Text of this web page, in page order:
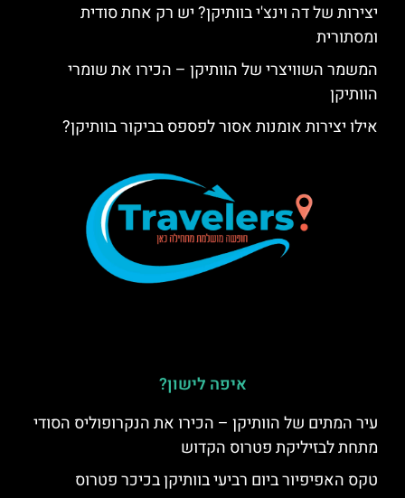
יצירות של דה וינצ'י בוותיקן? יש רק אחת סודית
ומסתורית
המשמר השוויצרי של הוותיקן – הכירו את שומרי
הוותיקן
אילו יצירות אומנות אסור לפספס בביקור בוותיקן?
איפה לישון?
עיר המתים של הוותיקן – הכירו את הנקרופוליס הסודי
מתחת לבזיליקת פטרוס הקדוש
טקס האפיפיור ביום רביעי בוותיקן בכיכר פטרוס